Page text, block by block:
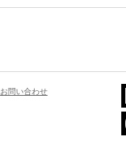
お問い合わせ